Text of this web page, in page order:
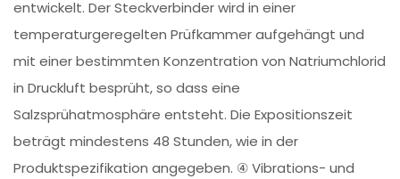
entwickelt. Der Steckverbinder wird in einer
temperaturgeregelten Prüfkammer aufgehängt und
mit einer bestimmten Konzentration von Natriumchlorid
in Druckluft besprüht, so dass eine
Salzsprühatmosphäre entsteht. Die Expositionszeit
beträgt mindestens 48 Stunden, wie in der
Produktspezifikation angegeben. ④ Vibrations- und